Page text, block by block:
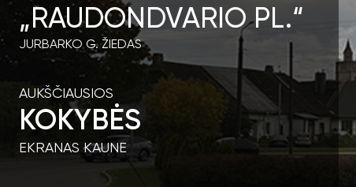
„RAUDONDVARIO PL.“
JURBARKO G. ŽIEDAS
AUKŠČIAUSIOS
KOKYBĖS
EKRANAS KAUNE